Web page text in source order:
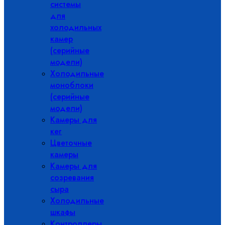
системы
для
холодильных
камер
(серийные
модели)
Холодильные
моноблоки
(серийные
модели)
Камеры для
кег
Цветочные
камеры
Камеры для
созревания
сыра
Холодильные
шкафы